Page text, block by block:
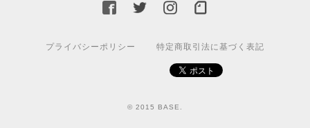
プライバシーポリシー 特定商取引法に基づく表記
© 2015 BASE.